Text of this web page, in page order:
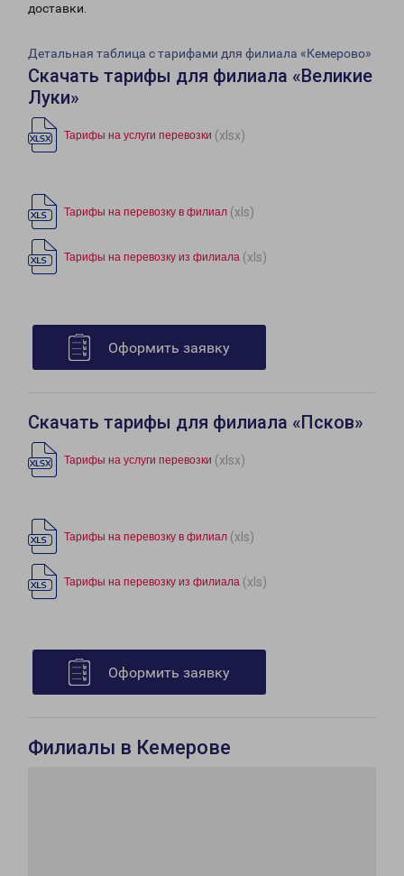
доставки.
Детальная таблица с тарифами для филиала «Кемерово»
Скачать тарифы для филиала «Великие
Луки»
Тарифы на услуги перевозки (xlsx)
Тарифы на перевозку в филиал (xls)
Тарифы на перевозку из филиала (xls)
Оформить заявку
Скачать тарифы для филиала «Псков»
Тарифы на услуги перевозки (xlsx)
Тарифы на перевозку в филиал (xls)
Тарифы на перевозку из филиала (xls)
Оформить заявку
Филиалы в Кемерове